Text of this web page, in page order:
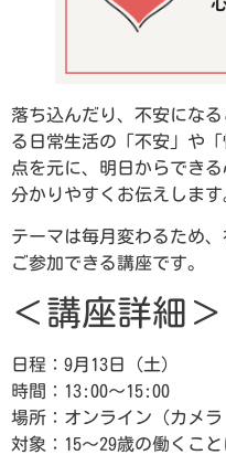
落ち込んだり、不安にな
る日常生活の「不安」や
点を元に、明日からでき
分かりやすくお伝えします
テーマは毎月変わるため
ご参加できる講座です。
＜講座詳細＞
日程：9月13日（土）
時間：13:00～15:00
場所：オンライン（カメラ
対象：15～29歳の働くこ